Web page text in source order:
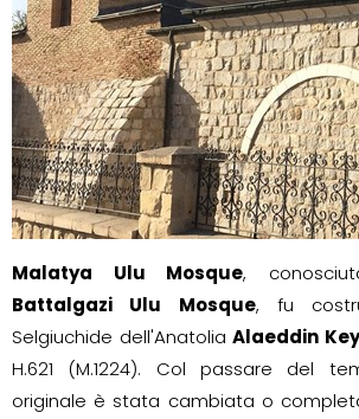
Malatya Ulu Mosque,
Battalgazi Ulu Mosque, fu
Selgiuchide dell'AnatoliaAlaeddin
H.621 (M.1224). Col passare del
originale è stata cambiata o